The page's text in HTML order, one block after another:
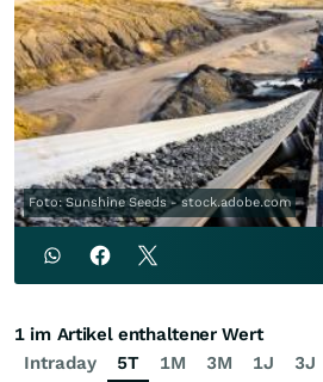
Foto: Sunshine Seeds - stock.adobe.com
Intraday 5T 1M 3M 1J 3J
1 im Artikel enthaltener Wert